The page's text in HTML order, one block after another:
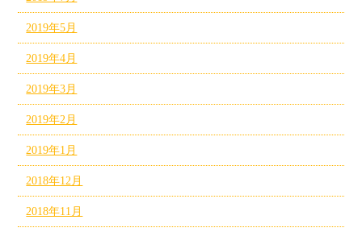
2019年5月
2019年4月
2019年3月
2019年2月
2019年1月
2018年12月
2018年11月